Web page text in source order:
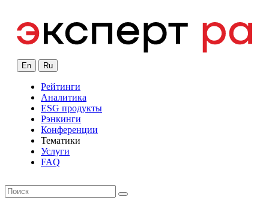
En Ru
Рейтинги
Аналитика
ESG продукты
Рэнкинги
Конференции
Тематики
Услуги
FAQ